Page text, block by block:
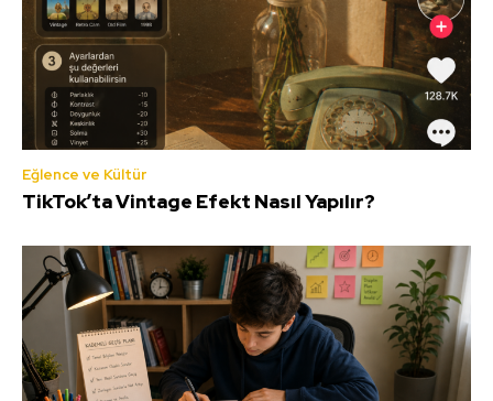
Eğlence ve Kültür
TikTok’ta Vintage Efekt Nasıl Yapılır?